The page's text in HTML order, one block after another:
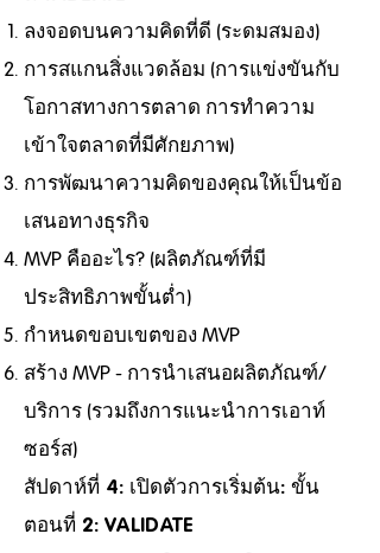
ลงจอดบนความคิดที่ดี (ระดมสมอง)
การสแกนสิ่งแวดล้อม (การแข่งขันกับ
โอกาสทางการตลาด การทำความ
เข้าใจตลาดที่มีศักยภาพ)
การพัฒนาความคิดของคุณให้เป็นข้อ
เสนอทางธุรกิจ
MVP คืออะไร? (ผลิตภัณฑ์ที่มี
ประสิทธิภาพขั้นต่ำ)
กำหนดขอบเขตของ MVP
สร้าง MVP - การนำเสนอผลิตภัณฑ์/
บริการ (รวมถึงการแนะนำการเอาท์
ซอร์ส)
สัปดาห์ที่ 4: เปิดตัวการเริ่มต้น: ขั้น
ตอนที่ 2: VALIDATE